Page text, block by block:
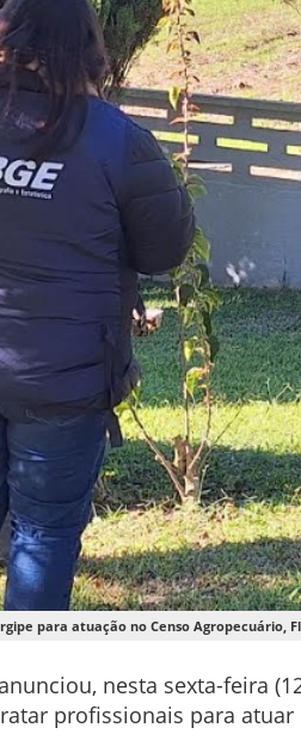
para atuação no Censo Agropecuário,
nesta sexta-feira
profissionais para atuar